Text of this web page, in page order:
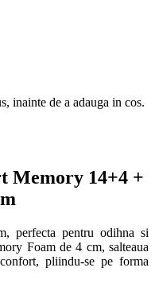
inainte de a adauga in cos.
Memory 14+4 +
perfecta pentru odihna si
Foam de 4 cm, salteaua
pliindu-se pe forma